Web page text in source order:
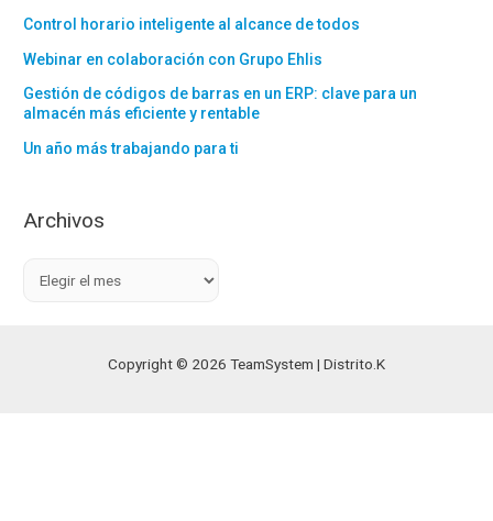
Control horario inteligente al alcance de todos
Webinar en colaboración con Grupo Ehlis
Gestión de códigos de barras en un ERP: clave para un
almacén más eficiente y rentable
Un año más trabajando para ti
Archivos
Copyright © 2026 TeamSystem | Distrito.K